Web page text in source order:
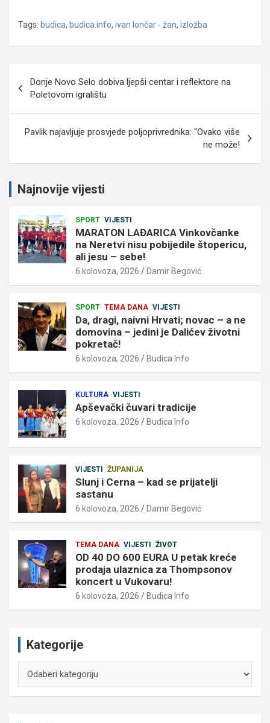
Tags: budica, budica.info, ivan lončar - žan, izložba
objava
Donje Novo Selo dobiva ljepši centar i reflektore na
Poletovom igralištu
Pavlik najavljuje prosvjede poljoprivrednika: “Ovako više
ne može!
Najnovije vijesti
SPORT VIJESTI
MARATON LAĐARICA Vinkovčanke
na Neretvi nisu pobijedile štopericu,
ali jesu – sebe!
6 kolovoza, 2026 Damir Begović
SPORT TEMA DANA VIJESTI
Da, dragi, naivni Hrvati; novac – a ne
domovina – jedini je Dalićev životni
pokretač!
6 kolovoza, 2026 Budica Info
KULTURA VIJESTI
Apševački čuvari tradicije
6 kolovoza, 2026 Budica Info
VIJESTI ŽUPANIJA
Slunj i Cerna – kad se prijatelji
sastanu
6 kolovoza, 2026 Damir Begović
TEMA DANA VIJESTI ŽIVOT
OD 40 DO 600 EURA U petak kreće
prodaja ulaznica za Thompsonov
koncert u Vukovaru!
6 kolovoza, 2026 Budica Info
Kategorije